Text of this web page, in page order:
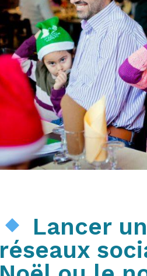
Lancer
réseaux